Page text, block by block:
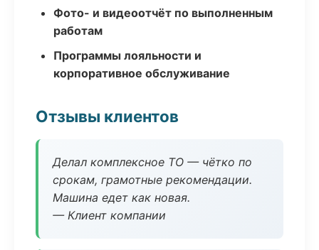
Фото- и видеоотчёт по выполненным
работам
Программы лояльности и
корпоративное обслуживание
Отзывы клиентов
Делал комплексное ТО — чётко по
срокам, грамотные рекомендации.
Машина едет как новая.
— Клиент компании